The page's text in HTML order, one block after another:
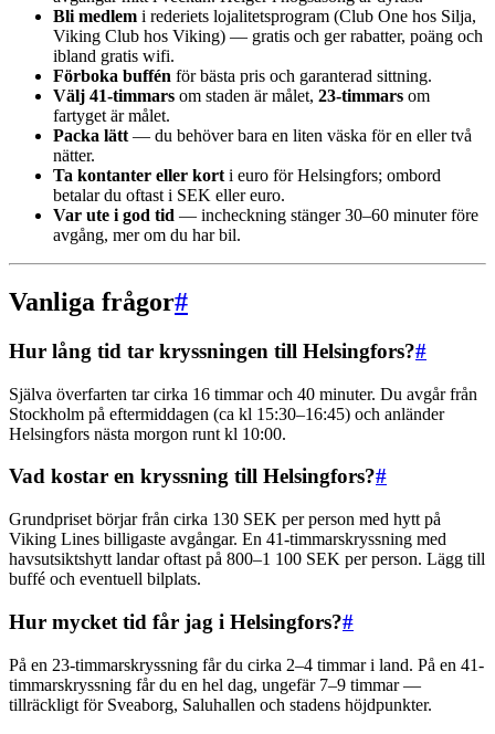
Bli medlem i rederiets lojalitetsprogram (Club One hos Silja,
Viking Club hos Viking) — gratis och ger rabatter, poäng och
ibland gratis wifi.
Förboka buffén för bästa pris och garanterad sittning.
Välj 41-timmars om staden är målet, 23-timmars om
fartyget är målet.
Packa lätt — du behöver bara en liten väska för en eller två
nätter.
Ta kontanter eller kort i euro för Helsingfors; ombord
betalar du oftast i SEK eller euro.
Var ute i god tid — incheckning stänger 30–60 minuter före
avgång, mer om du har bil.
Vanliga frågor#
Hur lång tid tar kryssningen till Helsingfors?#
Själva överfarten tar cirka 16 timmar och 40 minuter. Du avgår från
Stockholm på eftermiddagen (ca kl 15:30–16:45) och anländer
Helsingfors nästa morgon runt kl 10:00.
Vad kostar en kryssning till Helsingfors?#
Grundpriset börjar från cirka 130 SEK per person med hytt på
Viking Lines billigaste avgångar. En 41-timmarskryssning med
havsutsiktshytt landar oftast på 800–1 100 SEK per person. Lägg till
buffé och eventuell bilplats.
Hur mycket tid får jag i Helsingfors?#
På en 23-timmarskryssning får du cirka 2–4 timmar i land. På en 41-
timmarskryssning får du en hel dag, ungefär 7–9 timmar —
tillräckligt för Sveaborg, Saluhallen och stadens höjdpunkter.